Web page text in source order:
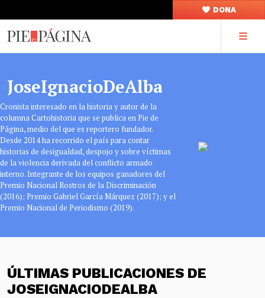
DONA
JoseIgnacioDeAlba
Cronista interesado en la historia y autor de la
columna Cartohistoria que se publica en Pie de
Página, medio del que es reportero fundador.
Desde 2014 ha recorrido el país para contar
historias de desigualdad, despojo y sobre víctimas
de la violencia derivada del conflicto armado
interno. Integrante de los equipos ganadores del
Premio Nacional Rostros de la Discriminación
(2016); Premio Gabriel García Márquez (2017); y el
Premio Nacional de Periodismo (2019).
ÚLTIMAS PUBLICACIONES DE
JOSEIGNACIODEALBA